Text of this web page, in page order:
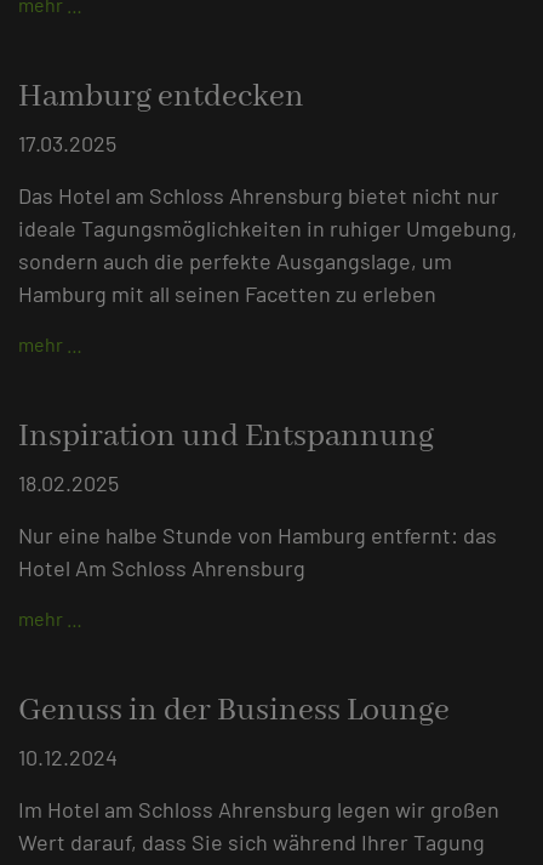
Hamburg entdecken
17.03.2025
Das Hotel am Schloss Ahrensburg bietet nicht nur
ideale Tagungsmöglichkeiten in ruhiger Umgebung,
sondern auch die perfekte Ausgangslage, um
Hamburg mit all seinen Facetten zu erleben
mehr …
Inspiration und Entspannung
18.02.2025
Nur eine halbe Stunde von Hamburg entfernt: das
Hotel Am Schloss Ahrensburg
mehr …
Genuss in der Business Lounge
10.12.2024
Im Hotel am Schloss Ahrensburg legen wir großen
Wert darauf, dass Sie sich während Ihrer Tagung